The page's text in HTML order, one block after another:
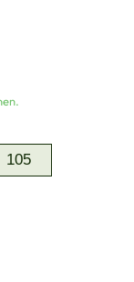
105